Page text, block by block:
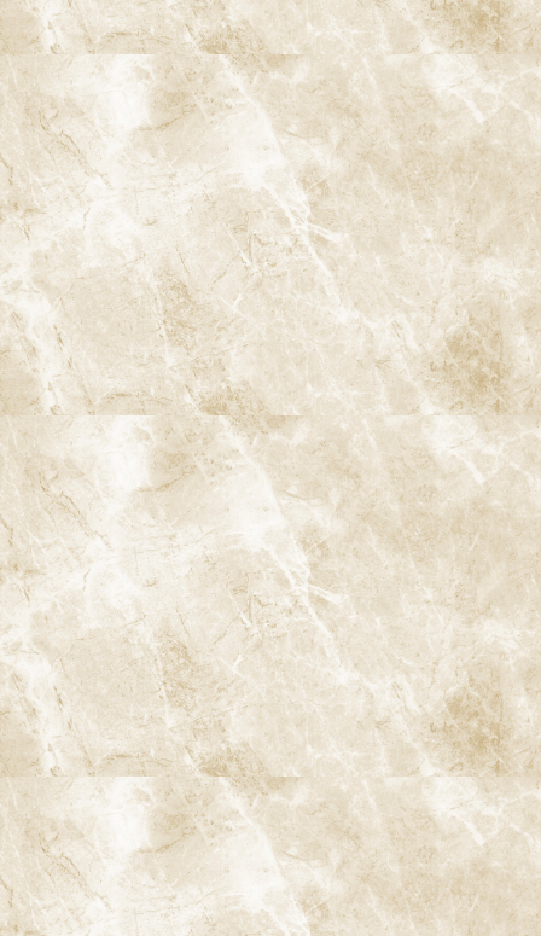
口腔がん検診
歯ぎしり・食いしばり
顎関節症の治療
スポーツマウスガード
睡眠時無呼吸症候群
このページのコンテンツ
ドクターより
マイクロスコープとは？ ― 歯科用手術顕微鏡による精密歯
内療法
肉眼のみの根管治療の限界 ― なぜ再発が起こるのか
見落とされがちな「追加根管」「分岐根管」
微細な破折・穿孔・汚染部位の把握不足
マイクロスコープを用いた顕微鏡精密根管治療のメリット
1. 見えなかった根管・分岐の「可視化」
2. 感染部位をピンポイントで除去できる
3. 根管内の状態を「目で確認」しながら治療
4. 治療の記録・説明にも役立つ
ラバーダム・CTとの併用でさらに精度の高い歯内療法に
ラバーダム防湿で「無菌的環境」を確保
歯科用CTで三次元的に根管形態を把握
マイクロスコープを用いた精密根管治療が特に有効なケース
マイクロスコープを用いた根管治療の流れ
よくあるご質問（マイクロスコープによる根管治療）
Q. マイクロスコープを使うと痛みは少なくなりますか？
Q. すべての根管治療でマイクロスコープを使いますか？
Q. マイクロスコープを使うと治療費は高くなりますか？
阿佐ヶ谷で顕微鏡精密根管治療をご検討中の方へ